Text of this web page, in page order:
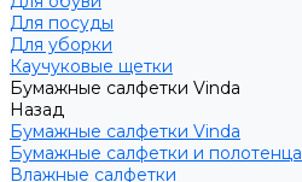
Для посуды
Для уборки
Каучуковые щетки
Бумажные салфетки Vinda
Назад
Бумажные салфетки Vinda
Бумажные салфетки и полотенца
Влажные салфетки